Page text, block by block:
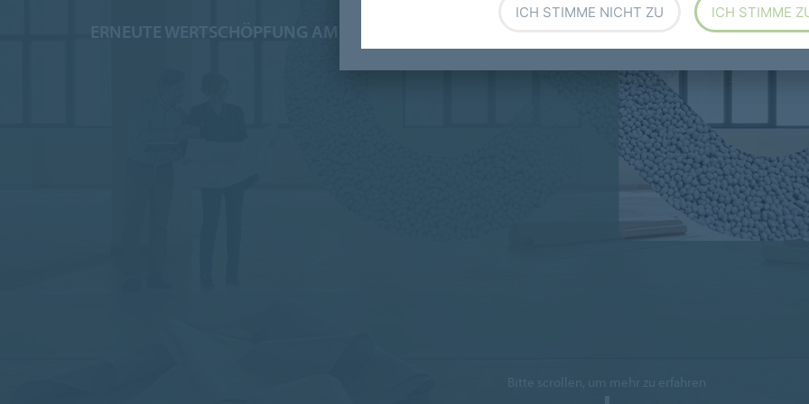
ERNEUTE WERTSCHÖPFUNG AM ENDE DER NUTZUNGSDAUER
Bitte scrollen, um mehr zu erfahren
ICH STIMME NICHT ZU ICH STIMME